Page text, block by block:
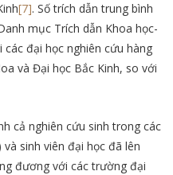
[7]. Số trích dẫn trung bình
mục Trích dẫn Khoa học-
đại học nghiên cứu hàng
và Đại học Bắc Kinh, so với
cả nghiên cứu sinh trong các
sinh viên đại học đã lên
đương với các trường đại